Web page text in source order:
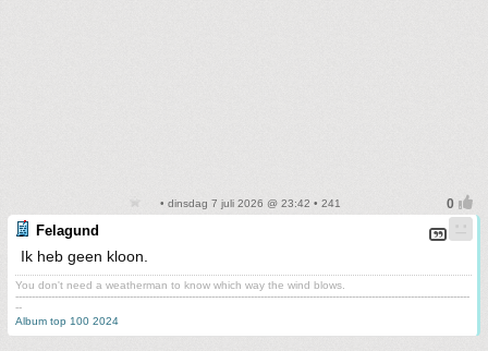
• dinsdag 7 juli 2026 @ 23:42 • 241
Felagund
Ik heb geen kloon.
You don't need a weatherman to know which way the wind blows.
-------------------------------------------------------------------------------------------------------------------------------------------
--
Album top 100 2024